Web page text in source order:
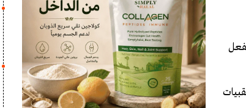
متسارع بفعل